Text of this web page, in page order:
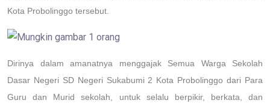
Kota Probolinggo tersebut.
Dirinya dalam amanatnya menggajak Semua Warga Sekolah
Dasar Negeri SD Negeri Sukabumi 2 Kota Probolinggo dari Para
Guru dan Murid sekolah, untuk selalu berpikir, berkata, dan